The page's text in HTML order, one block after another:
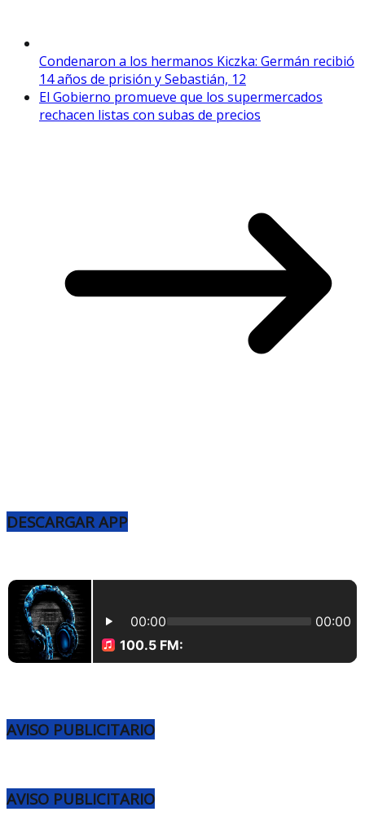
Condenaron a los hermanos Kiczka: Germán recibió
14 años de prisión y Sebastián, 12
El Gobierno promueve que los supermercados
rechacen listas con subas de precios
DESCARGAR APP
AVISO PUBLICITARIO
AVISO PUBLICITARIO